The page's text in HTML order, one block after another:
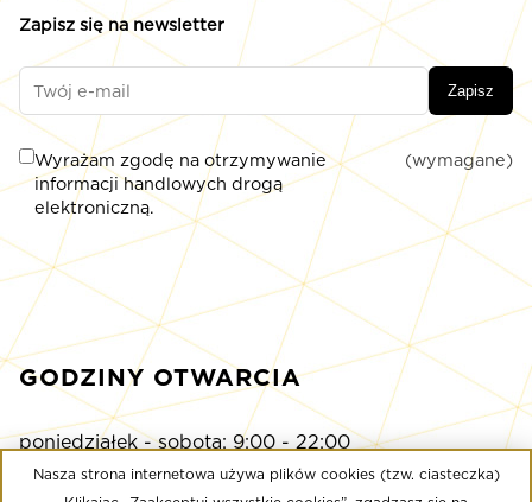
Zapisz się na newsletter
Zapisz
Wyrażam zgodę na otrzymywanie
informacji handlowych drogą
elektroniczną.
(wymagane)
GODZINY OTWARCIA
poniedziałek - sobota: 9:00 - 22:00
niedziela: 9:00 - 21:00
Nasza strona internetowa używa plików cookies (tzw. ciasteczka)